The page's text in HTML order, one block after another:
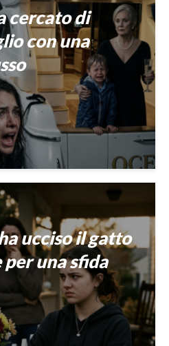
cercato di
con una
ucciso il gatto
una sfida